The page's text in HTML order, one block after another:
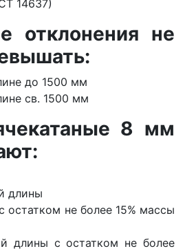
14637)
отклонения не
до 1500 мм
св. 1500 мм
8 мм
длины
остатком не более 15% массы
длины с остатком не более